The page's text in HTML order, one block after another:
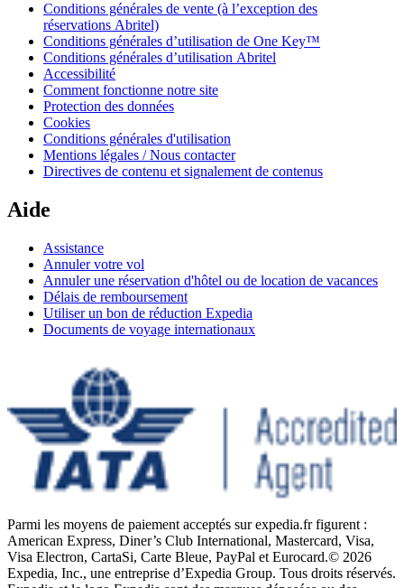
Conditions générales de vente (à l’exception des
réservations Abritel)
Conditions générales d’utilisation de One Key™
Conditions générales d’utilisation Abritel
Accessibilité
Comment fonctionne notre site
Protection des données
Cookies
Conditions générales d'utilisation
Mentions légales / Nous contacter
Directives de contenu et signalement de contenus
Aide
Assistance
Annuler votre vol
Annuler une réservation d'hôtel ou de location de vacances
Délais de remboursement
Utiliser un bon de réduction Expedia
Documents de voyage internationaux
Parmi les moyens de paiement acceptés sur expedia.fr figurent :
American Express, Diner’s Club International, Mastercard, Visa,
Visa Electron, CartaSi, Carte Bleue, PayPal et Eurocard.© 2026
Expedia, Inc., une entreprise d’Expedia Group. Tous droits réservés.